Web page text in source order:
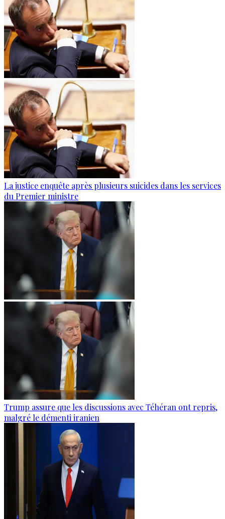
La justice enquête après plusieurs suicides dans les services
du Premier ministre
Trump assure que les discussions avec Téhéran ont repris,
malgré le démenti iranien